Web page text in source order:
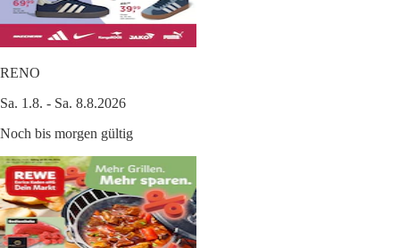
RENO
Sa. 1.8. - Sa. 8.8.2026
Noch bis morgen gültig